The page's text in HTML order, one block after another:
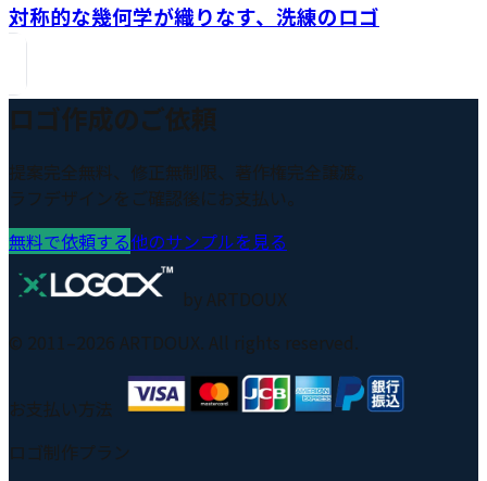
対称的な幾何学が織りなす、洗練のロゴ
ロゴ作成のご依頼
提案完全無料、修正無制限、著作権完全譲渡。
ラフデザインをご確認後にお支払い。
無料で依頼する他のサンプルを見る
by ARTDOUX
© 2011–2026 ARTDOUX. All rights reserved.
お支払い方法
ロゴ制作プラン